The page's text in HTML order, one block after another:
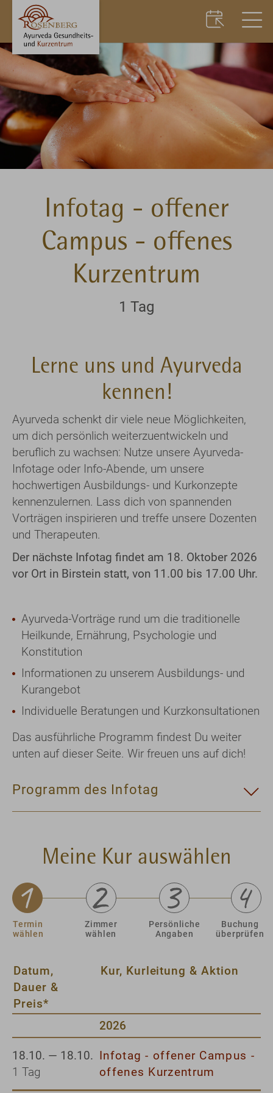
Infotag - offener
Campus - offenes
Kurzentrum
1 Tag
Lerne uns und Ayurveda
kennen!
Ayurveda schenkt dir viele neue Möglichkeiten,
um dich persönlich weiterzuentwickeln und
beruflich zu wachsen: Nutze unsere Ayurveda-
Infotage oder Info-Abende, um unsere
hochwertigen Ausbildungs- und Kurkonzepte
kennenzulernen. Lass dich von spannenden
Vorträgen inspirieren und treffe unsere Dozenten
und Therapeuten.
Der nächste Infotag findet am 18. Oktober 2026
vor Ort in Birstein statt, von 11.00 bis 17.00 Uhr.
Ayurveda-Vorträge rund um die traditionelle
Heilkunde, Ernährung, Psychologie und
Konstitution
Informationen zu unserem Ausbildungs- und
Kurangebot
Individuelle Beratungen und Kurzkonsultationen
Das ausführliche Programm findest Du weiter
unten auf dieser Seite. Wir freuen uns auf dich!
Programm des Infotag
Meine Kur auswählen
Termin
wählen
Zimmer
wählen
Persönliche
Angaben
Buchung
überprüfen
Datum,
Dauer &
Preis*
Kur, Kurleitung & Aktion
2026
18.10. — 18.10.
1 Tag
Infotag - offener Campus -
offenes Kurzentrum